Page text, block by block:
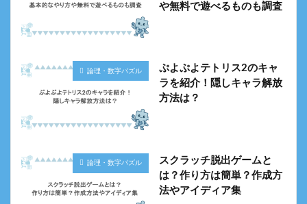
や無料で遊べるものも調査
論理・数字パズル
ぷよぷよテトリス2のキャ
ラを紹介！隠しキャラ解放
方法は？
論理・数字パズル
スクラッチ脱出ゲームと
は？作り方は簡単？作成方
法やアイディア集